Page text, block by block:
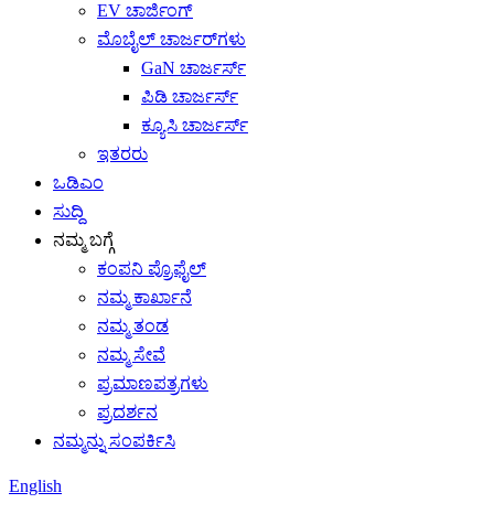
EV ಚಾರ್ಜಿಂಗ್
ಮೊಬೈಲ್ ಚಾರ್ಜರ್‌ಗಳು
GaN ಚಾರ್ಜರ್ಸ್
ಪಿಡಿ ಚಾರ್ಜರ್ಸ್
ಕ್ಯೂಸಿ ಚಾರ್ಜರ್ಸ್
ಇತರರು
ಒಡಿಎಂ
ಸುದ್ದಿ
ನಮ್ಮ ಬಗ್ಗೆ
ಕಂಪನಿ ಪ್ರೊಫೈಲ್
ನಮ್ಮ ಕಾರ್ಖಾನೆ
ನಮ್ಮ ತಂಡ
ನಮ್ಮ ಸೇವೆ
ಪ್ರಮಾಣಪತ್ರಗಳು
ಪ್ರದರ್ಶನ
ನಮ್ಮನ್ನು ಸಂಪರ್ಕಿಸಿ
English